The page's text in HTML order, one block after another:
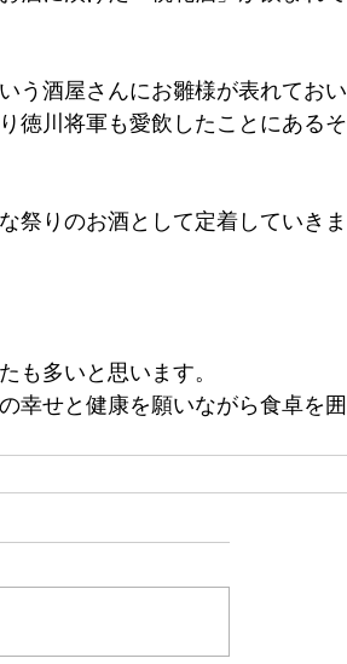
う酒屋さんにお雛様が表れておい
徳川将軍も愛飲したことにあるそ
祭りのお酒として定着していきま
も多いと思います。
幸せと健康を願いながら食卓を囲